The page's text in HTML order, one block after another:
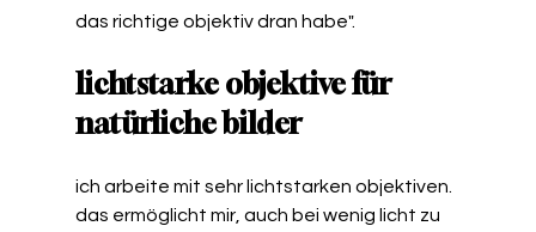
das richtige objektiv dran habe".
lichtstarke objektive für
natürliche bilder
ich arbeite mit sehr lichtstarken objektiven.
das ermöglicht mir, auch bei wenig licht zu